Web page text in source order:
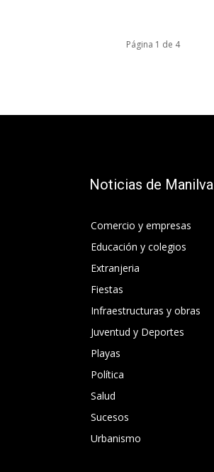
Página 1 de 4
Noticias de Manilva
Comercio y empresas
Educación y colegios
Extranjeria
Fiestas
Infraestructuras y obras
Juventud y Deportes
Playas
Política
Salud
Sucesos
Urbanismo